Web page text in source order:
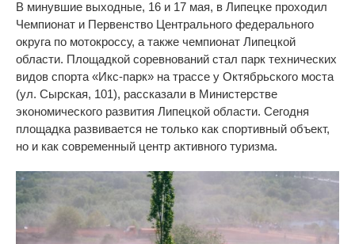
В минувшие выходные, 16 и 17 мая, в Липецке проходил
Чемпионат и Первенство Центрального федерального
округа по мотокроссу, а также чемпионат Липецкой
области. Площадкой соревнований стал парк технических
видов спорта«Икс-парк» на трассе у Октябрьского моста
(ул. Сырская, 101), рассказали в Министерстве
экономического развития Липецкой области. Сегодня
площадка развивается не только как спортивный объект,
но и как современный центр активного туризма.